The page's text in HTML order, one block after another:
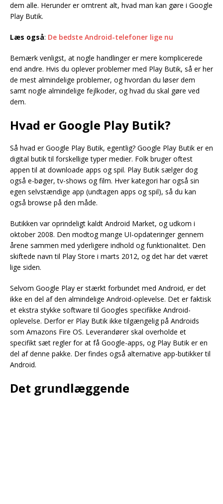
dem alle. Herunder er omtrent alt, hvad man kan gøre i Google
Play Butik.
Læs også: De bedste Android-telefoner lige nu
Bemærk venligst, at nogle handlinger er mere komplicerede
end andre. Hvis du oplever problemer med Play Butik, så er her
de mest almindelige problemer, og hvordan du løser dem
samt nogle almindelige fejlkoder, og hvad du skal gøre ved
dem.
Hvad er Google Play Butik?
Så hvad er Google Play Butik, egentlig? Google Play Butik er en
digital butik til forskellige typer medier. Folk bruger oftest
appen til at downloade apps og spil. Play Butik sælger dog
også e-bøger, tv-shows og film. Hver kategori har også sin
egen selvstændige app (undtagen apps og spil), så du kan
også browse på den måde.
Butikken var oprindeligt kaldt Android Market, og udkom i
oktober 2008. Den modtog mange UI-opdateringer gennem
årene sammen med yderligere indhold og funktionalitet. Den
skiftede navn til Play Store i marts 2012, og det har det været
lige siden.
Selvom Google Play er stærkt forbundet med Android, er det
ikke en del af den almindelige Android-oplevelse. Det er faktisk
et ekstra stykke software til Googles specifikke Android-
oplevelse. Derfor er Play Butik ikke tilgængelig på Androids
som Amazons Fire OS. Leverandører skal overholde et
specifikt sæt regler for at få Google-apps, og Play Butik er en
del af denne pakke. Der findes også alternative app-butikker til
Android.
Det grundlæggende